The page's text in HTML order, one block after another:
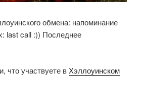
обмена: напоминание
last call :)) Последнее
что участвуете в Хэллоуинском